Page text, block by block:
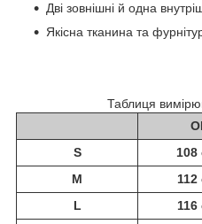
Дві зовнішні й одна
Якісна тканина та
Таблиця
S
108
M
112
L
116